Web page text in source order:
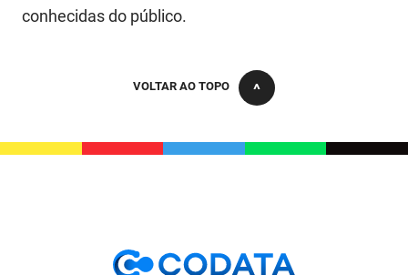
conhecidas do público.
VOLTAR AO TOPO